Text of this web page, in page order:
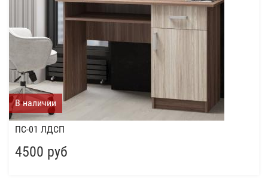
В наличии
ПС-01 ЛДСП
4500 руб